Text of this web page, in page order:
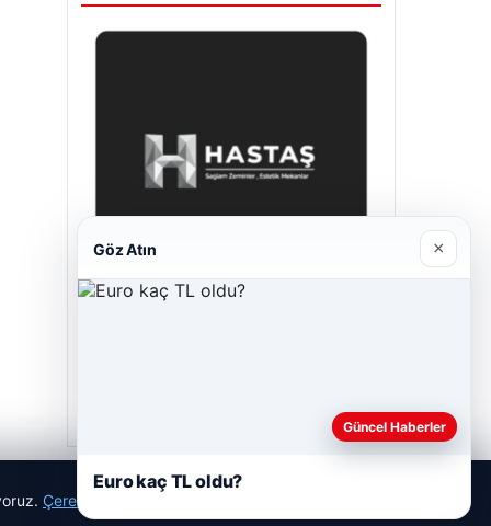
Çerez Politikamız
Göz Atın ×
Güncel Haberler
Euro kaç TL oldu?